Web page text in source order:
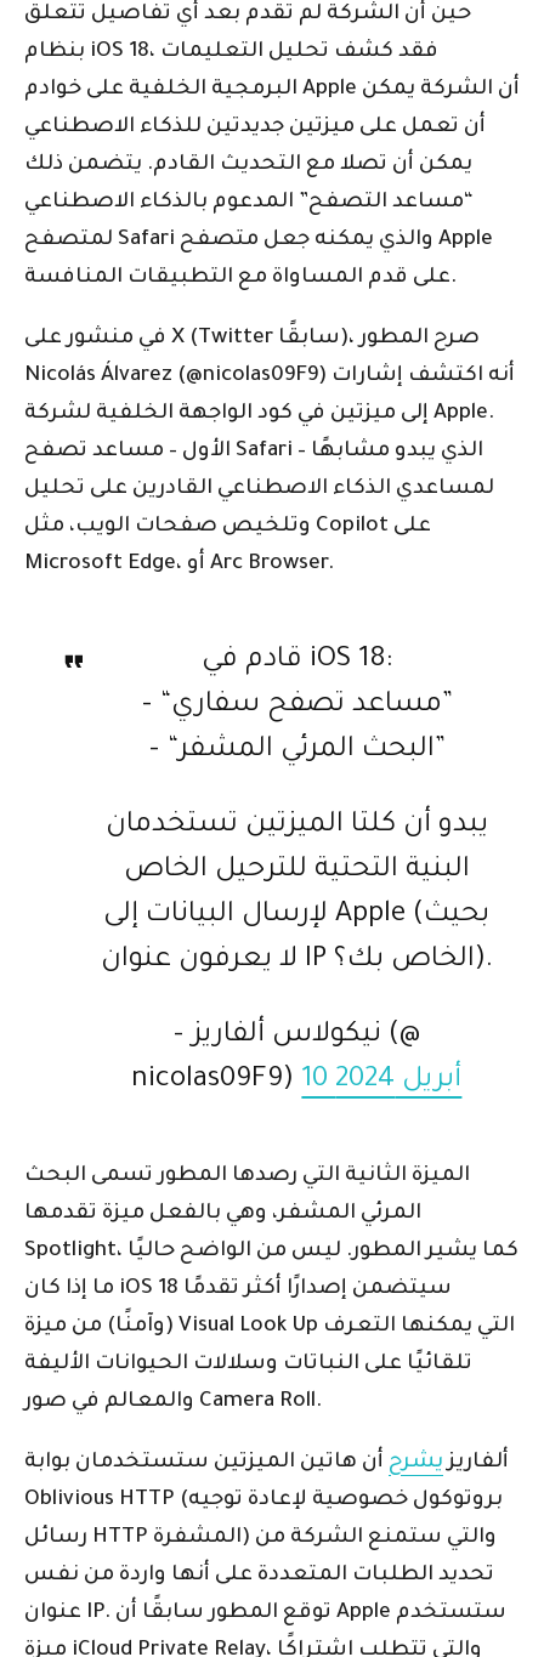
حين أن الشركة لم تقدم بعد أي تفاصيل تتعلق
بنظام iOS 18، فقد كشف تحليل التعليمات
البرمجية الخلفية على خوادم Apple أن الشركة يمكن
أن تعمل على ميزتين جديدتين للذكاء الاصطناعي
يمكن أن تصلا مع التحديث القادم. يتضمن ذلك
“مساعد التصفح” المدعوم بالذكاء الاصطناعي
لمتصفح Safari والذي يمكنه جعل متصفح Apple
على قدم المساواة مع التطبيقات المنافسة.
في منشور على X (Twitter سابقًا)، صرح المطور
Nicolás Álvarez (@nicolas09F9) أنه اكتشف إشارات
إلى ميزتين في كود الواجهة الخلفية لشركة Apple.
الأول – مساعد تصفح Safari – الذي يبدو مشابهًا
لمساعدي الذكاء الاصطناعي القادرين على تحليل
وتلخيص صفحات الويب، مثل Copilot على
Microsoft Edge، أو Arc Browser.
قادم في iOS 18:
– “مساعد تصفح سفاري”
– “البحث المرئي المشفر”
يبدو أن كلتا الميزتين تستخدمان
البنية التحتية للترحيل الخاص
لإرسال البيانات إلى Apple (بحيث
لا يعرفون عنوان IP الخاص بك؟).
– نيكولاس ألفاريز (@
nicolas09F9)
10 أبريل 2024
الميزة الثانية التي رصدها المطور تسمى البحث
المرئي المشفر، وهي بالفعل ميزة تقدمها
Spotlight، كما يشير المطور. ليس من الواضح حاليًا
ما إذا كان iOS 18 سيتضمن إصدارًا أكثر تقدمًا
(وآمنًا) من ميزة Visual Look Up التي يمكنها التعرف
تلقائيًا على النباتات وسلالات الحيوانات الأليفة
والمعالم في صور Camera Roll.
ألفاريزيشرح أن هاتين الميزتين ستستخدمان بوابة
Oblivious HTTP (بروتوكول خصوصية لإعادة توجيه
رسائل HTTP المشفرة) والتي ستمنع الشركة من
تحديد الطلبات المتعددة على أنها واردة من نفس
عنوان IP. توقع المطور سابقًا أن Apple ستستخدم
ميزة iCloud Private Relay، والتي تتطلب اشتراكًا